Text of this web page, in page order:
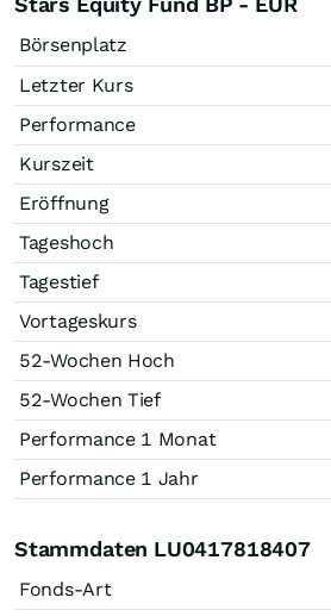
Börsenplatz
Letzter Kurs
Performance
Kurszeit
Eröffnung
Tageshoch
Tagestief
Vortageskurs
52-Wochen Hoch
52-Wochen Tief
Performance 1 Monat
Performance 1 Jahr
Stammdaten LU0417818407
Fonds-Art